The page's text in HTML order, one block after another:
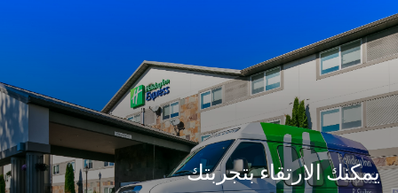
يمكنك الارتقاء بتجربتك